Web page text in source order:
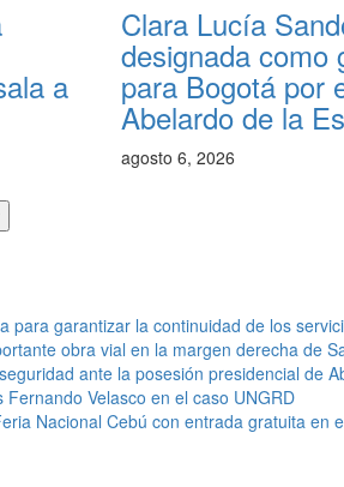
a
Clara Lucía
designada como
para Bogotá por
Abelardo de la
agosto 6, 2026
para garantizar la continuidad de los
obra vial en la margen derecha de
ante la posesión presidencial de
Velasco en el caso UNGRD
Nacional Cebú con entrada gratuita en